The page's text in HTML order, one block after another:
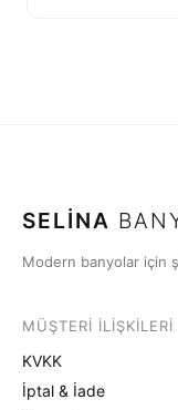
SELİNA
Modern banyolar için
MÜŞTERI İLIŞKILERI
KVKK
İptal & İade